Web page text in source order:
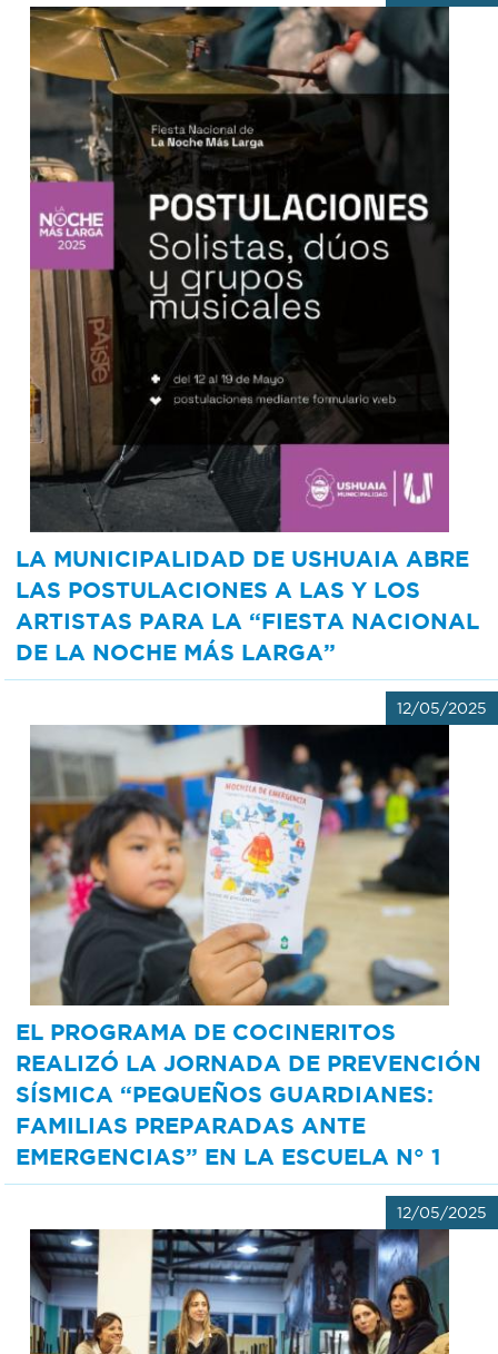
LA MUNICIPALIDAD DE USHUAIA ABRE
LAS POSTULACIONES A LAS Y LOS
ARTISTAS PARA LA “FIESTA NACIONAL
DE LA NOCHE MÁS LARGA”
12/05/2025
EL PROGRAMA DE COCINERITOS
REALIZÓ LA JORNADA DE PREVENCIÓN
SÍSMICA “PEQUEÑOS GUARDIANES:
FAMILIAS PREPARADAS ANTE
EMERGENCIAS” EN LA ESCUELA N° 1
12/05/2025